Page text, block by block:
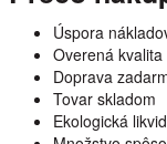
Úspora
Overená kvalita
Doprava
Tovar skladom
Ekologická